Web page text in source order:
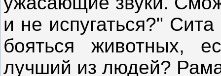
и не испугаться?"
бояться животных,
лучший из людей?